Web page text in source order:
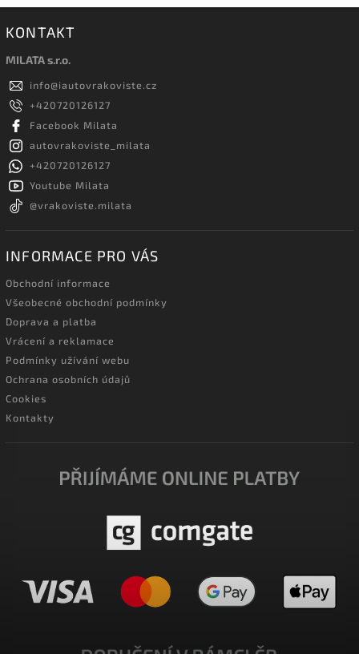
KONTAKT
MILATA s.r.o.
info@iautovrakoviste.cz
+420720126127
Facebook Milata
autovrakoviste_milata
+420720126127
Youtube Milata
@vrakoviste.milata
INFORMACE PRO VÁS
Obchodní informace
Všeobecné obchodní podmínky
Doprava a platba
Vrácení a reklamace
Podmínky užívání webu
Ochrana osobních údajů
Cookies
Kontakty